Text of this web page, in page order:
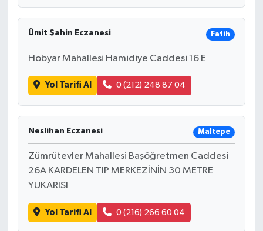
Ümit Şahin Eczanesi Fatih
Hobyar Mahallesi Hamidiye Caddesi 16 E
Yol Tarifi Al 0 (212) 248 87 04
Neslihan Eczanesi Maltepe
Zümrütevler Mahallesi Başöğretmen Caddesi
26A KARDELEN TIP MERKEZİNİN 30 METRE
YUKARISI
Yol Tarifi Al 0 (216) 266 60 04